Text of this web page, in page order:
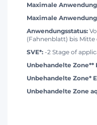
Maximale
Maximale
Anwendungsstatus:
(Fahnenblatt) bis Mitte
SVE*: -2 Stage of
Unbehandelte Zone**
Unbehandelte Zone*
Unbehandelte Zone